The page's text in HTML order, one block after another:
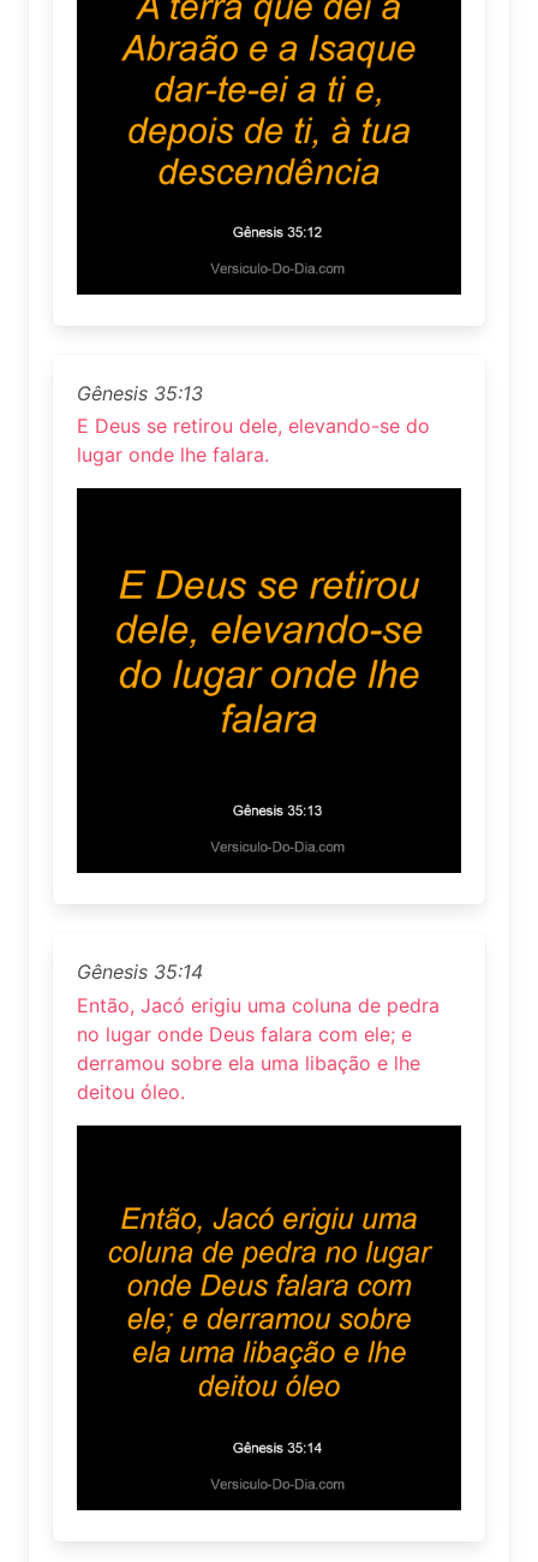
Gênesis 35:13
E Deus se retirou dele, elevando-se do
lugar onde lhe falara.
Gênesis 35:14
Então, Jacó erigiu uma coluna de pedra
no lugar onde Deus falara com ele; e
derramou sobre ela uma libação e lhe
deitou óleo.